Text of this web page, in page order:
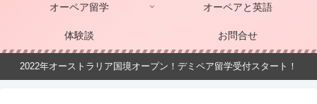
オーペア留学 オーペアと英語
体験談 お問合せ
2022年オーストラリア国境オープン！デミペア留学受付スタート！